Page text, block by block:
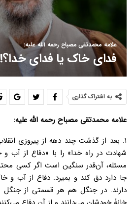
علامه محمدتقی مصباح رحمه الله علیه:
فدای خاک یا فدای خدا؟!
به اشتراک گذاری
علامه محمدتقی مصباح رحمه الله علیه:
۱. بعد از گذشت چند دهه از پیروزی
شهادت در راه خدا» را با «دفاع از آب
مسئله، آن‌قدر سنگین است اگر کسی
جا دارد دق کند و بمیرد. دفاع از آب و
دارند. در جنگل هم هر قسمتی از جنگل